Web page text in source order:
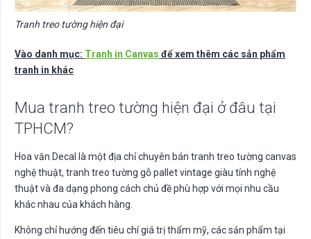
Tranh treo tường hiện đại
Vào danh mục: Tranh in Canvas để xem thêm các sản phẩm
tranh in khác
Mua tranh treo tường hiện đại ở đâu tại
TPHCM?
Hoa văn Decal là một địa chỉ chuyên bán tranh treo tường canvas
nghệ thuật, tranh treo tường gỗ pallet vintage giàu tính nghệ
thuật và đa dạng phong cách chủ đề phù hợp với mọi nhu cầu
khác nhau của khách hàng.
Không chỉ hướng đến tiêu chí giá trị thẩm mỹ, các sản phẩm tại